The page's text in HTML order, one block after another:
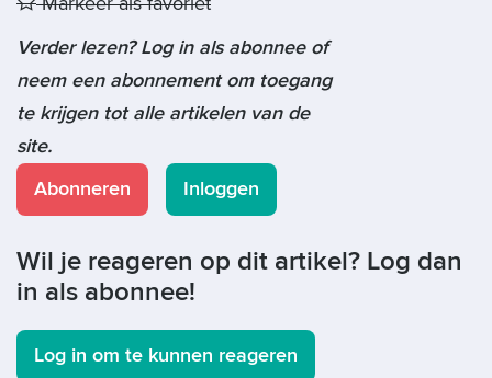
Verder lezen? Log in als abonnee of
neem een abonnement om toegang
te krijgen tot alle artikelen van de
site.
Abonneren
Inloggen
Wil je reageren op dit artikel? Log dan
in als abonnee!
Log in om te kunnen reageren